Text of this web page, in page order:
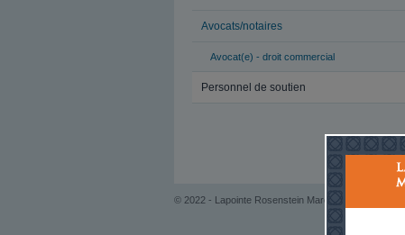
Avocats/notaires
Avocat(e) - droit commercial
Personnel de soutien
© 2022 - Lapointe Rosenstein Marchand Melançon,